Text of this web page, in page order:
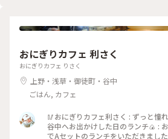
おにぎりカフェ 利さく
おにぎりカフェ りさく
上野・浅草・御徒町・谷中
ごはん, カフェ
🥢おにぎりカフェ利さく : ずっと憧
谷中へお出かけした日のランチ🍙 :
でAセットのランチをいただきまし